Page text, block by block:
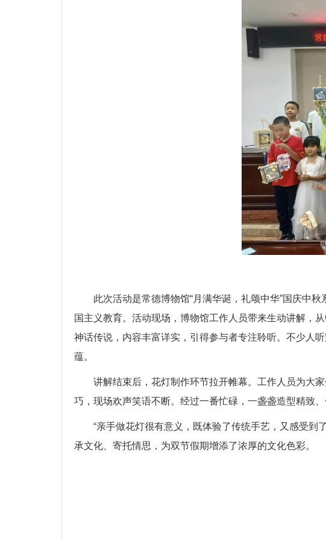
此次活动是常德博物馆“月满华诞，礼颂中华”国庆中
国主义教育。活动现场，博物馆工作人员带来生动讲解，
神话传说，内容丰富详实，引得参与者专注聆听。不少人
蕴。
讲解结束后，花灯制作环节拉开帷幕。工作人员为大
巧，现场欢声笑语不断。经过一番忙碌，一盏盏造型精致
“亲手做花灯很有意义，既体验了传统手艺，又感受
承文化、寄托情思，为双节假期增添了浓厚的文化色彩。